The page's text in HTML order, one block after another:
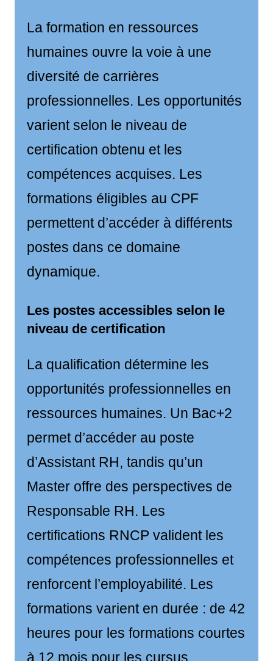
La formation en ressources
humaines ouvre la voie à une
diversité de carrières
professionnelles. Les opportunités
varient selon le niveau de
certification obtenu et les
compétences acquises. Les
formations éligibles au CPF
permettent d’accéder à différents
postes dans ce domaine
dynamique.
Les postes accessibles selon le
niveau de certification
La qualification détermine les
opportunités professionnelles en
ressources humaines. Un Bac+2
permet d’accéder au poste
d’Assistant RH, tandis qu’un
Master offre des perspectives de
Responsable RH. Les
certifications RNCP valident les
compétences professionnelles et
renforcent l’employabilité. Les
formations varient en durée : de 42
heures pour les formations courtes
à 12 mois pour les cursus